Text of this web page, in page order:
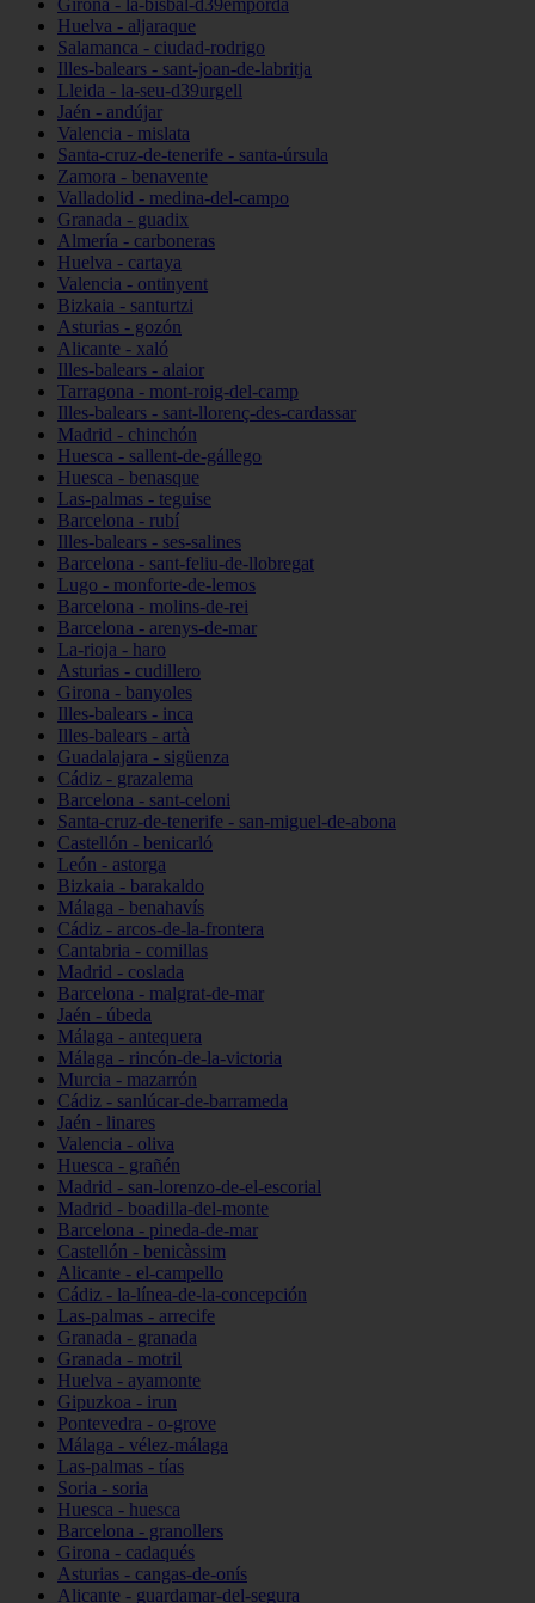
Girona - la-bisbal-d39empordà
Huelva - aljaraque
Salamanca - ciudad-rodrigo
Illes-balears - sant-joan-de-labritja
Lleida - la-seu-d39urgell
Jaén - andújar
Valencia - mislata
Santa-cruz-de-tenerife - santa-úrsula
Zamora - benavente
Valladolid - medina-del-campo
Granada - guadix
Almería - carboneras
Huelva - cartaya
Valencia - ontinyent
Bizkaia - santurtzi
Asturias - gozón
Alicante - xaló
Illes-balears - alaior
Tarragona - mont-roig-del-camp
Illes-balears - sant-llorenç-des-cardassar
Madrid - chinchón
Huesca - sallent-de-gállego
Huesca - benasque
Las-palmas - teguise
Barcelona - rubí
Illes-balears - ses-salines
Barcelona - sant-feliu-de-llobregat
Lugo - monforte-de-lemos
Barcelona - molins-de-rei
Barcelona - arenys-de-mar
La-rioja - haro
Asturias - cudillero
Girona - banyoles
Illes-balears - inca
Illes-balears - artà
Guadalajara - sigüenza
Cádiz - grazalema
Barcelona - sant-celoni
Santa-cruz-de-tenerife - san-miguel-de-abona
Castellón - benicarló
León - astorga
Bizkaia - barakaldo
Málaga - benahavís
Cádiz - arcos-de-la-frontera
Cantabria - comillas
Madrid - coslada
Barcelona - malgrat-de-mar
Jaén - úbeda
Málaga - antequera
Málaga - rincón-de-la-victoria
Murcia - mazarrón
Cádiz - sanlúcar-de-barrameda
Jaén - linares
Valencia - oliva
Huesca - grañén
Madrid - san-lorenzo-de-el-escorial
Madrid - boadilla-del-monte
Barcelona - pineda-de-mar
Castellón - benicàssim
Alicante - el-campello
Cádiz - la-línea-de-la-concepción
Las-palmas - arrecife
Granada - granada
Granada - motril
Huelva - ayamonte
Gipuzkoa - irun
Pontevedra - o-grove
Málaga - vélez-málaga
Las-palmas - tías
Soria - soria
Huesca - huesca
Barcelona - granollers
Girona - cadaqués
Asturias - cangas-de-onís
Alicante - guardamar-del-segura